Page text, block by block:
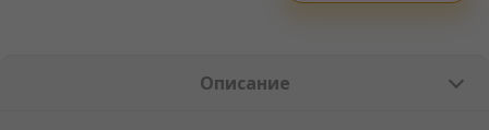
Описание